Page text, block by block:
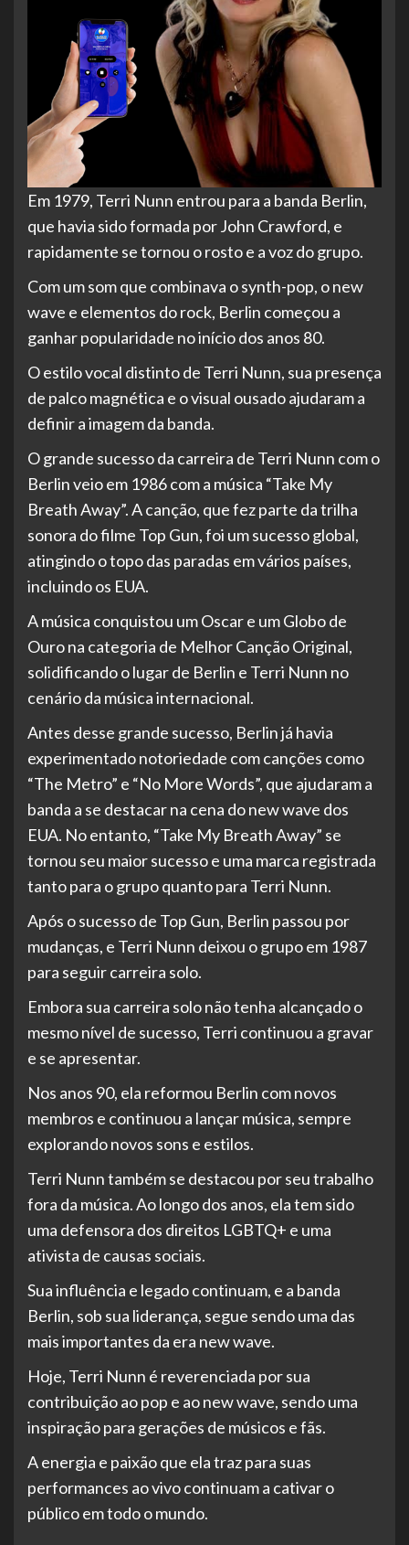
Em 1979, Terri Nunn entrou para a banda Berlin,
que havia sido formada por John Crawford, e
rapidamente se tornou o rosto e a voz do grupo.
Com um som que combinava o synth-pop, o new
wave e elementos do rock, Berlin começou a
ganhar popularidade no início dos anos 80.
O estilo vocal distinto de Terri Nunn, sua presença
de palco magnética e o visual ousado ajudaram a
definir a imagem da banda.
O grande sucesso da carreira de Terri Nunn com o
Berlin veio em 1986 com a música “Take My
Breath Away”. A canção, que fez parte da trilha
sonora do filme Top Gun, foi um sucesso global,
atingindo o topo das paradas em vários países,
incluindo os EUA.
A música conquistou um Oscar e um Globo de
Ouro na categoria de Melhor Canção Original,
solidificando o lugar de Berlin e Terri Nunn no
cenário da música internacional.
Antes desse grande sucesso, Berlin já havia
experimentado notoriedade com canções como
“The Metro” e “No More Words”, que ajudaram a
banda a se destacar na cena do new wave dos
EUA. No entanto, “Take My Breath Away” se
tornou seu maior sucesso e uma marca registrada
tanto para o grupo quanto para Terri Nunn.
Após o sucesso de Top Gun, Berlin passou por
mudanças, e Terri Nunn deixou o grupo em 1987
para seguir carreira solo.
Embora sua carreira solo não tenha alcançado o
mesmo nível de sucesso, Terri continuou a gravar
e se apresentar.
Nos anos 90, ela reformou Berlin com novos
membros e continuou a lançar música, sempre
explorando novos sons e estilos.
Terri Nunn também se destacou por seu trabalho
fora da música. Ao longo dos anos, ela tem sido
uma defensora dos direitos LGBTQ+ e uma
ativista de causas sociais.
Sua influência e legado continuam, e a banda
Berlin, sob sua liderança, segue sendo uma das
mais importantes da era new wave.
Hoje, Terri Nunn é reverenciada por sua
contribuição ao pop e ao new wave, sendo uma
inspiração para gerações de músicos e fãs.
A energia e paixão que ela traz para suas
performances ao vivo continuam a cativar o
público em todo o mundo.